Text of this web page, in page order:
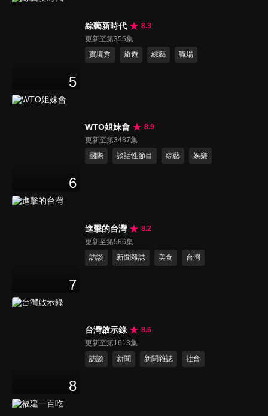
5
綜藝新時代
8.3
更新至第355集
實境秀
旅遊 綜藝 職場
6
WTO姐妹會
8.9
更新至第3487集
國際
談話性節目 綜藝 娛樂
7
進擊的台灣
8.2
更新至第586集
訪談
新聞雜誌 美食 台灣
8
台灣啟示錄
8.6
更新至第1613集
訪談
新聞 新聞雜誌 社會